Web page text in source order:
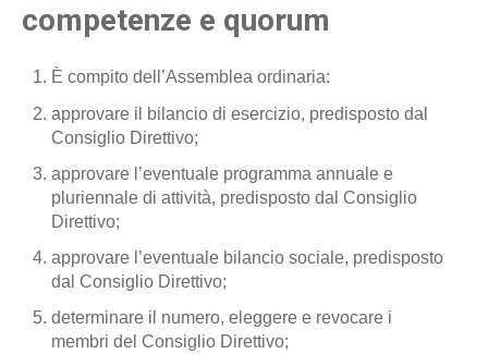
competenze e quorum
È compito dell’Assemblea ordinaria:
approvare il bilancio di esercizio, predisposto dal
Consiglio Direttivo;
approvare l’eventuale programma annuale e
pluriennale di attività, predisposto dal Consiglio
Direttivo;
approvare l’eventuale bilancio sociale, predisposto
dal Consiglio Direttivo;
determinare il numero, eleggere e revocare i
membri del Consiglio Direttivo;